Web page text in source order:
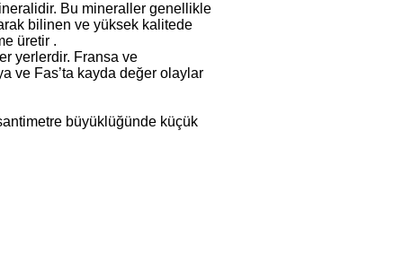
Bu mineraller genellikle
bilinen ve yüksek kalitede
üretir .
yerlerdir. Fransa ve
ve Fas’ta kayda değer olaylar
büyüklüğünde küçük